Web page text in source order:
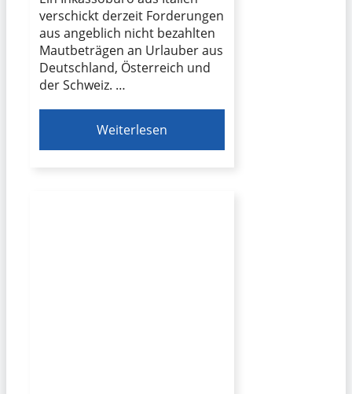
verschickt derzeit Forderungen
aus angeblich nicht bezahlten
Mautbeträgen an Urlauber aus
Deutschland, Österreich und
der Schweiz. …
Weiterlesen